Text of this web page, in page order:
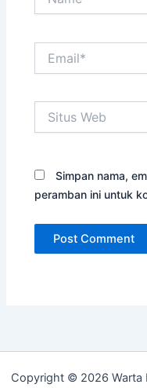
Web
Simpan nama,
peramban ini untuk
Copyright © 2026 Warta